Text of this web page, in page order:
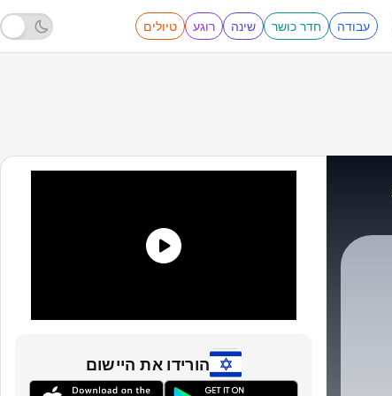
עבודה חדר כושר שינה רוגע טיולים
הורידו את היישום